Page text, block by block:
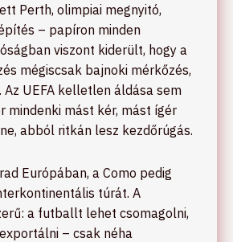
Perth, olimpiai megnyitó,
– papíron minden
viszont kiderült, hogy a
mégiscsak bajnoki mérkőzés,
Az UEFA kelletlen áldása sem
mindenki mást kér, mást ígér
abból ritkán lesz kezdőrúgás.
Európában, a Como pedig
túrát. A
a futballt lehet csomagolni,
– csak néha